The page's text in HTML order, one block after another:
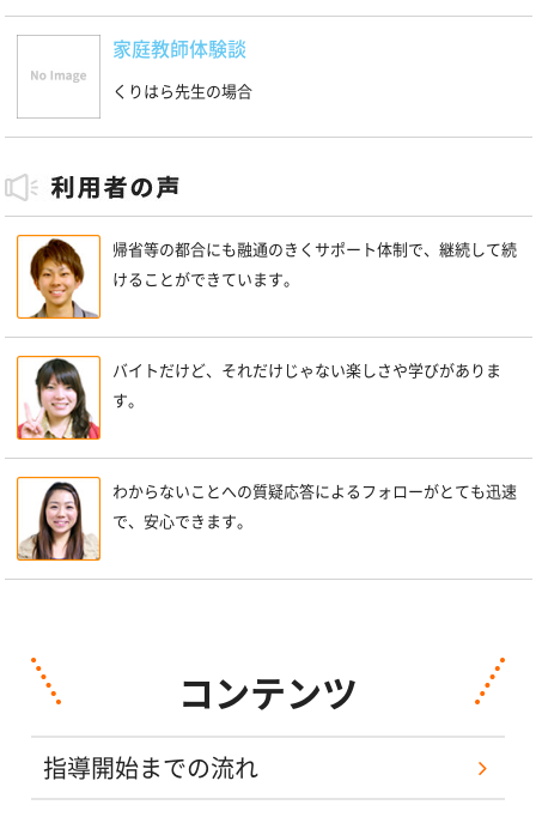
家庭教師体験談
くりはら先生の場合
帰省等の都合にも融通のきくサポート体制で、継続して続
けることができています。
バイトだけど、それだけじゃない楽しさや学びがありま
す。
わからないことへの質疑応答によるフォローがとても迅速
で、安心できます。
コンテンツ
指導開始までの流れ